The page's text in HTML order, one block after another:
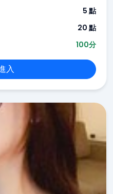
5 點
20 點
100分
入